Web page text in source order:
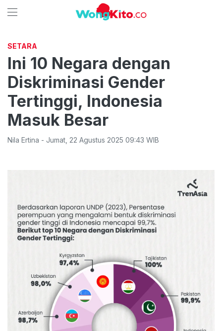
SETARA
Ini 10 Negara dengan
Diskriminasi Gender
Tertinggi, Indonesia
Masuk Besar
Nila Ertina - Jumat 22 Agustus 2025 09:43 WIB